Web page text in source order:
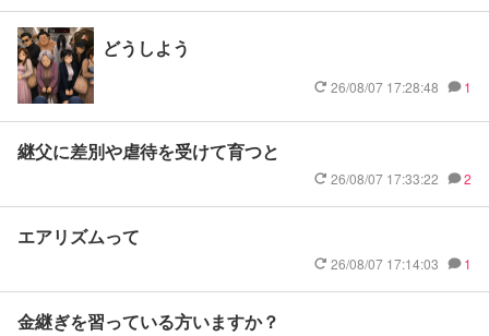
どうしよう
26/08/07 17:28:48 1
継父に差別や虐待を受けて育つと
26/08/07 17:33:22 2
エアリズムって
26/08/07 17:14:03 1
金継ぎを習っている方いますか？